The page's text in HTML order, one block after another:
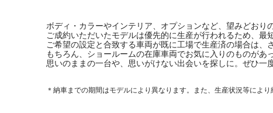
ボディ・カラーやインテリア、オプションなど、望みどおり
ご成約いただいたモデルは優先的に生産が行われるため、最
ご希望の設定と合致する車両が既に工場で生産済の場合は、
もちろん、ショールームの在庫車両でお気に入りのものがあ
思いのままの一台や、思いがけない出会いを探しに。ぜひ一
＊納車までの期間はモデルにより異なります。また、生産状況等によ